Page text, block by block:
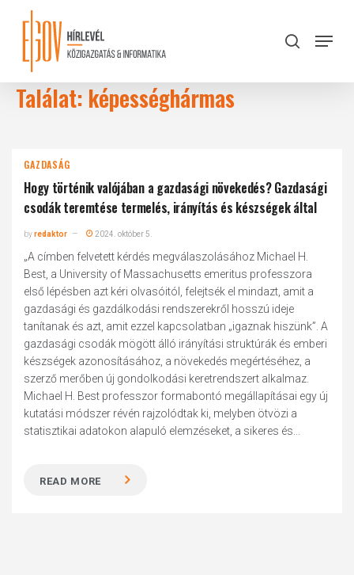
content
search
Menu
Találat: képességhármas
GAZDASÁG
Hogy történik valójában a gazdasági növekedés? Gazdasági
csodák teremtése termelés, irányítás és készségek által
byredaktor 2024. október 5.
„A címben felvetett kérdés megválaszolásához Michael H.
Best, a University of Massachusetts emeritus professzora
első lépésben azt kéri olvasóitól, felejtsék el mindazt, amit a
gazdasági és gazdálkodási rendszerekről hosszú ideje
tanítanak és azt, amit ezzel kapcsolatban „igaznak hiszünk”. A
gazdasági csodák mögött álló irányítási struktúrák és emberi
készségek azonosításához, a növekedés megértéséhez, a
szerző merőben új gondolkodási keretrendszert alkalmaz.
Michael H. Best professzor formabontó megállapításai egy új
kutatási módszer révén rajzolódtak ki, melyben ötvözi a
statisztikai adatokon alapuló elemzéseket, a sikeres és...
READ MORE
Close